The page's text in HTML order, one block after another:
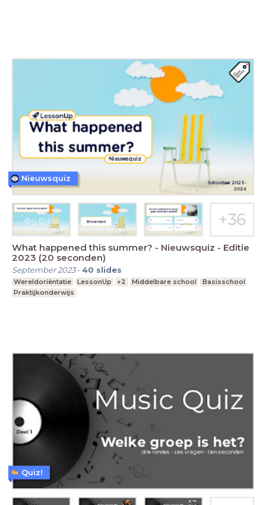
What happened this summer? - Nieuwsquiz - Editie
2023 (20 seconden)
September 2023- 40 slides
Wereldoriëntatie LessonUp +2 Middelbare school
Basisschool
Praktijkonderwijs
Nieuwsquiz
Quiz!